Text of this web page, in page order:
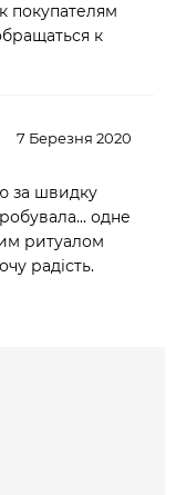
покупателям
к
7 Березня 2020
за швидку
одне
ритуалом
радість.